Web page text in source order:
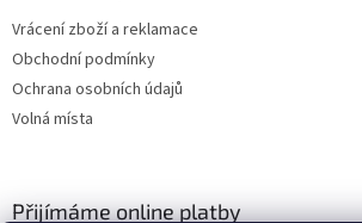
Vrácení zboží a reklamace
Obchodní podmínky
Ochrana osobních údajů
Volná místa
Přijímáme online platby